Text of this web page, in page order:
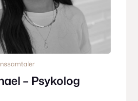
– Psykolog